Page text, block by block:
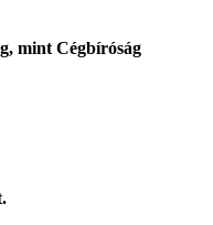
mint Cégbíróság